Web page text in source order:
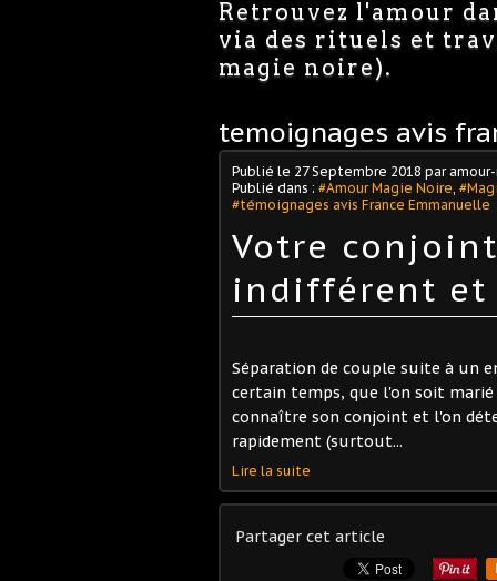
Retrouvez l'amour
via des rituels et
magie noire).
temoignages avis
Publié le 27 Septembre 2018 par
Publié dans : #Amour Magie Noire
#témoignages avis France Emmanuelle
Votre
indifférent et
Séparation de couple suite à un
certain temps, que l'on soit
connaître son conjoint et l'on
rapidement (surtout...
Lire la suite
Partager cet article